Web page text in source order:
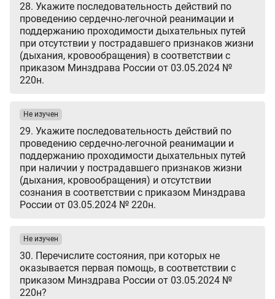
28. Укажите последовательность действий по
проведению сердечно-легочной реанимации и
поддержанию проходимости дыхательных путей
при отсутствии у пострадавшего признаков жизни
(дыхания, кровообращения) в соответствии с
приказом Минздрава России от 03.05.2024 №
220н.
29. Укажите последовательность действий по
проведению сердечно-легочной реанимации и
поддержанию проходимости дыхательных путей
при наличии у пострадавшего признаков жизни
(дыхания, кровообращения) и отсутствии
сознания в соответствии с приказом Минздрава
России от 03.05.2024 № 220н.
Не изучен
30. Перечислите состояния, при которых не
оказывается первая помощь, в соответствии с
приказом Минздрава России от 03.05.2024 №
220н?
Не изучен